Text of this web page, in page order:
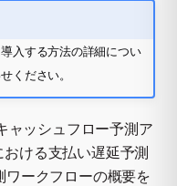
入する方法の詳細につい
ください。
ャッシュフロー予測ア
ける支払い遅延予測
ークフローの概要を